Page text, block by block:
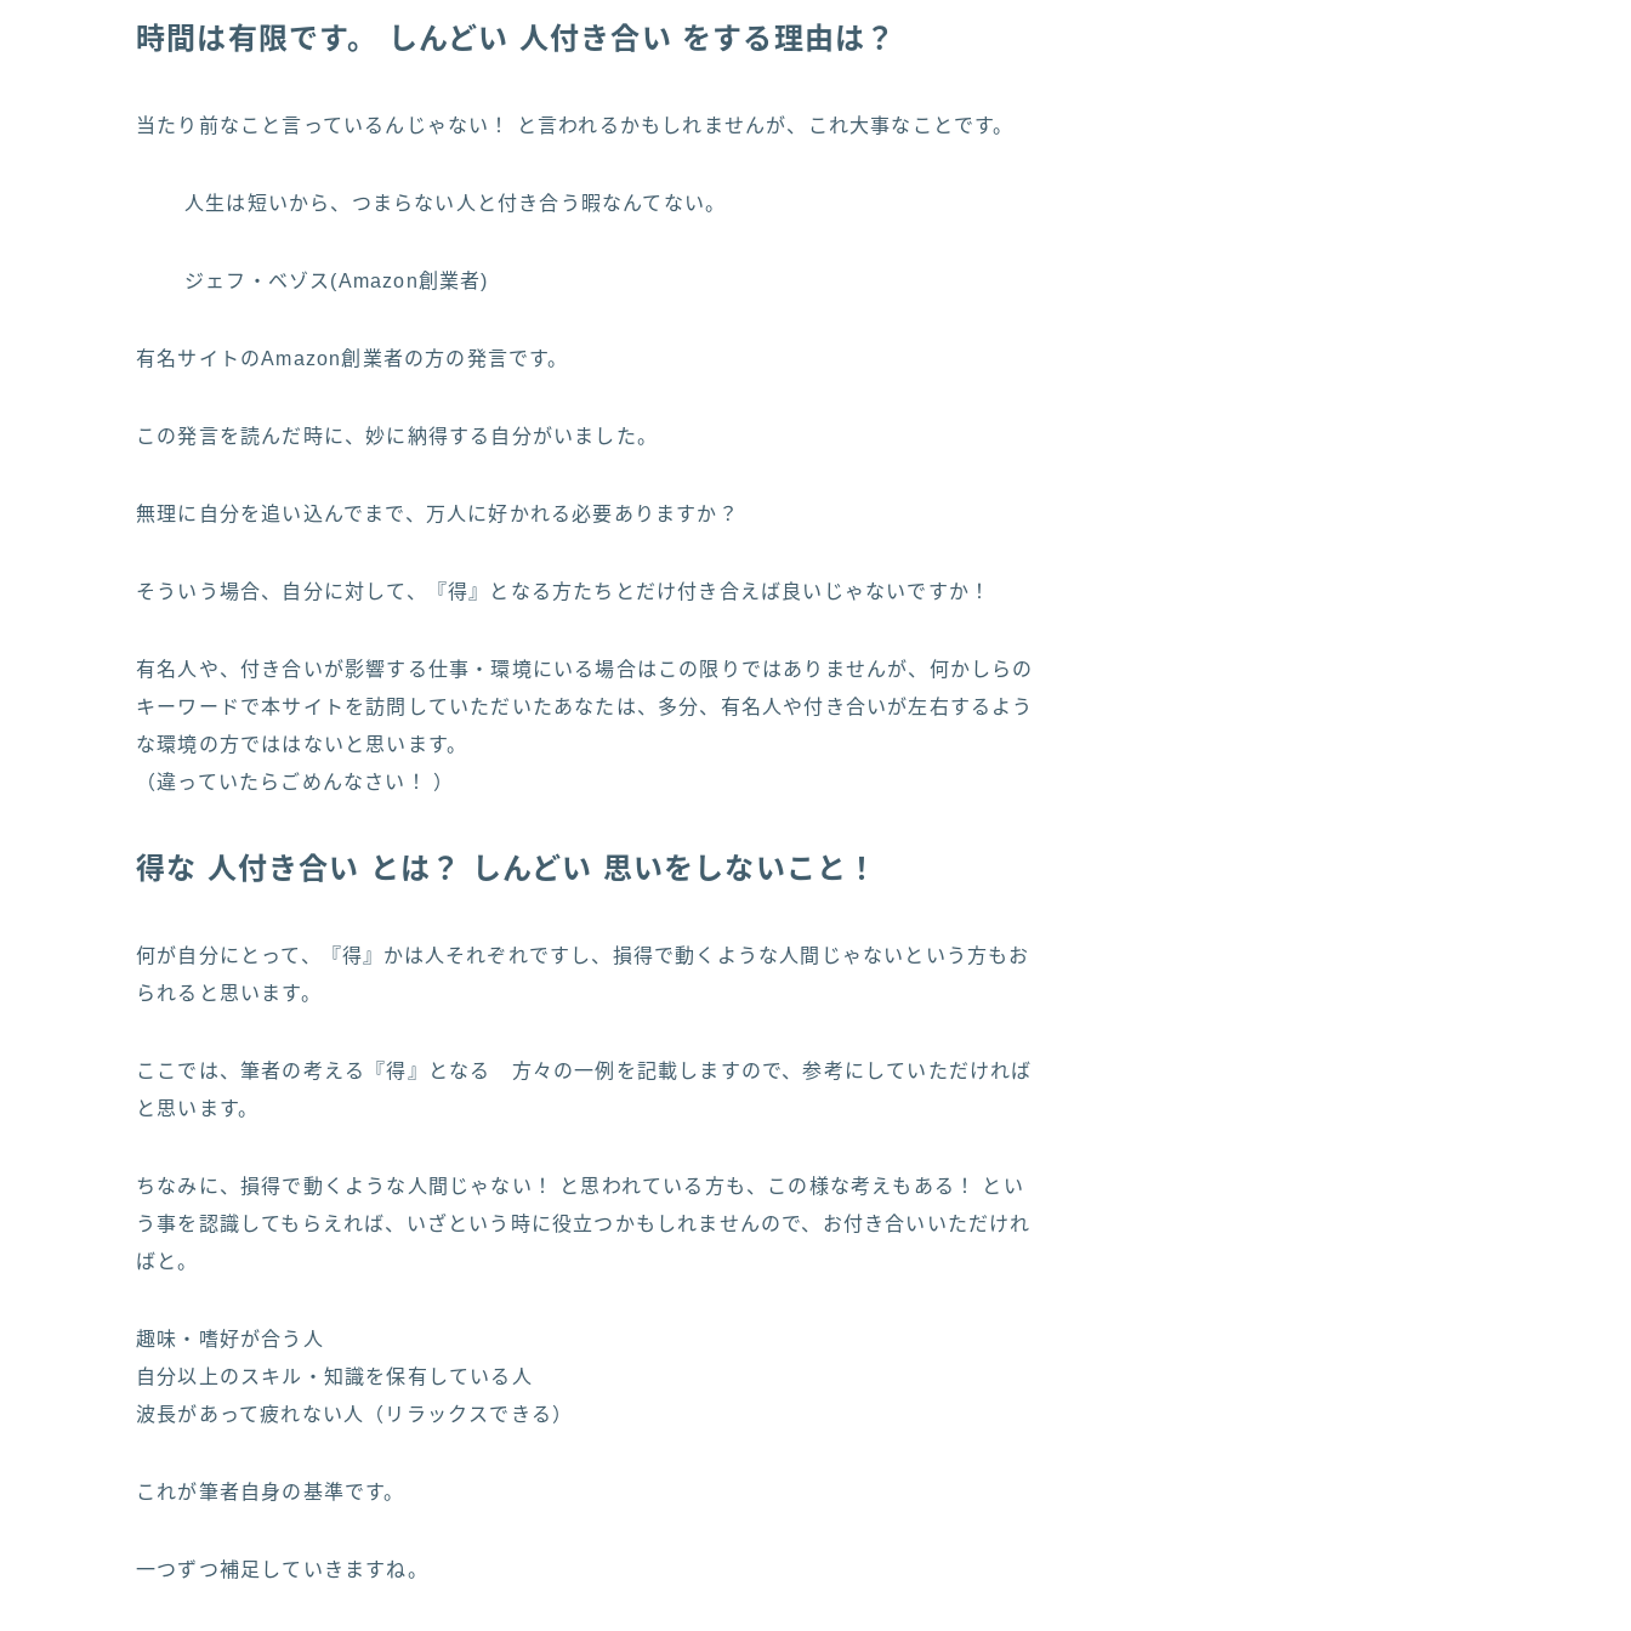
時間は有限です。 しんどい 人付き合い をする理由は？
当たり前なこと言っているんじゃない！ と言われるかもしれませんが、これ大事なことです。
人生は短いから、つまらない人と付き合う暇なんてない。
ジェフ・ベゾス(Amazon創業者)
有名サイトのAmazon創業者の方の発言です。
この発言を読んだ時に、妙に納得する自分がいました。
無理に自分を追い込んでまで、万人に好かれる必要ありますか？
そういう場合、自分に対して、『得』となる方たちとだけ付き合えば良いじゃないですか！
有名人や、付き合いが影響する仕事・環境にいる場合はこの限りではありませんが、何かしらの
キーワードで本サイトを訪問していただいたあなたは、多分、有名人や付き合いが左右するよう
な環境の方でははないと思います。
（違っていたらごめんなさい！ ）
得な 人付き合い とは？ しんどい 思いをしないこと！
何が自分にとって、『得』かは人それぞれですし、損得で動くような人間じゃないという方もお
られると思います。
ここでは、筆者の考える『得』となる 方々の一例を記載しますので、参考にしていただければ
と思います。
ちなみに、損得で動くような人間じゃない！ と思われている方も、この様な考えもある！ とい
う事を認識してもらえれば、いざという時に役立つかもしれませんので、お付き合いいただけれ
ばと。
趣味・嗜好が合う人
自分以上のスキル・知識を保有している人
波長があって疲れない人（リラックスできる）
これが筆者自身の基準です。
一つずつ補足していきますね。